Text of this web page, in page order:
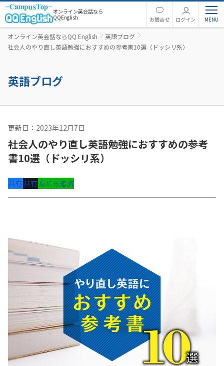
オンライン英会話なら
QQEnglish
お問合せ ログイン
オンライン英会話ならQQ English
英語ブログ
社会人のやり直し英語勉強におすすめの参考書10選（ドッシリ系）
英語ブログ
更新日：2023年12月7日
社会人のやり直し英語勉強におすすめの参考
書10選（ドッシリ系）
共有共有友だち追加